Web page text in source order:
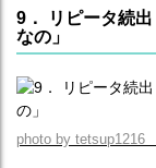
9． リピータ続
なの」
photo by